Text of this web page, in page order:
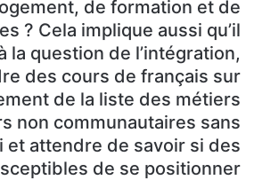
de formation et de
? Cela implique aussi qu’il
question de l’intégration,
des cours de français sur
de la liste des métiers
non communautaires sans
et attendre de savoir si des
de se positionner. »